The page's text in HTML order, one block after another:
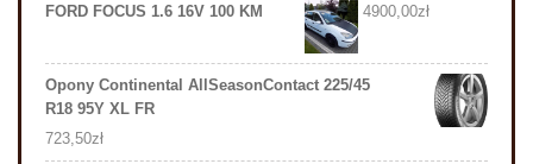
FORD FOCUS 1.6 16V 100 KM 4900,00zł
Opony Continental AllSeasonContact 225/45
R18 95Y XL FR
723,50zł